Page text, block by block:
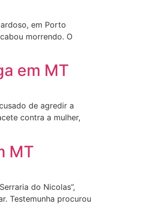
em Porto
morrendo. O
em MT
de agredir a
contra a mulher,
MT
do Nicolas”,
Testemunha procurou